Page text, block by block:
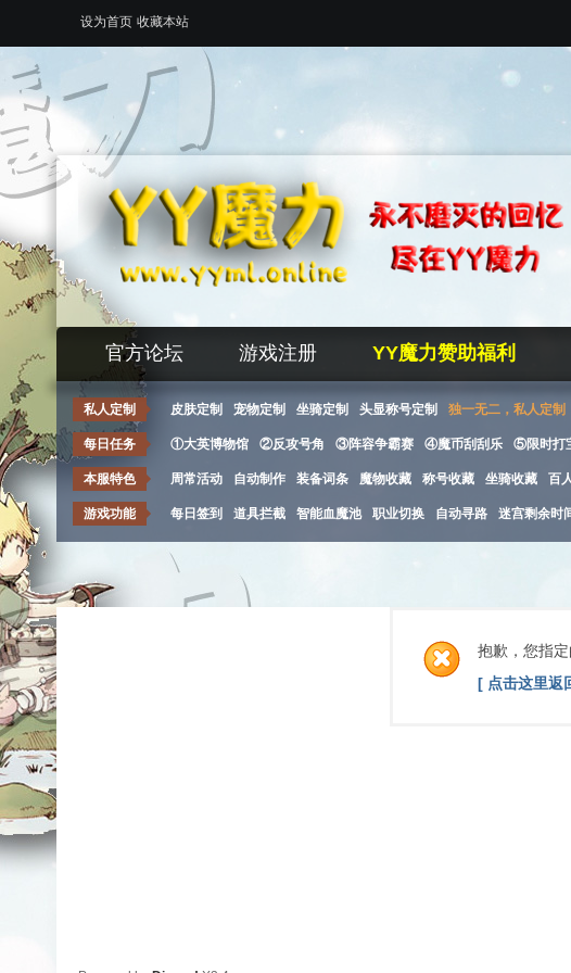
设为首页 收藏本站
官方论坛 游戏注册 YY魔力赞助福利
私人定制 皮肤定制 宠物定制 坐骑定制 头显称号定制 独一无二，私人定制
每日任务 ①大英博物馆 ②反攻号角 ③阵容争霸赛 ④魔币刮刮乐 ⑤限时打
本服特色 周常活动 自动制作 装备词条 魔物收藏 称号收藏 坐骑收藏 百
游戏功能 每日签到 道具拦截 智能血魔池 职业切换 自动寻路 迷宫剩余时
抱歉，您指
[ 点击这里返